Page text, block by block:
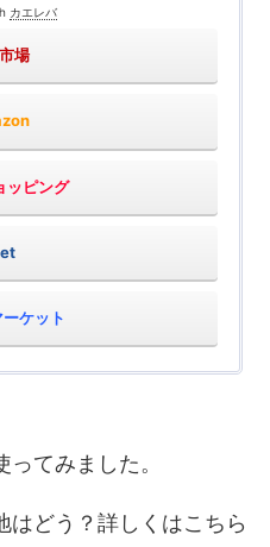
カエレバ
場
ッピング
ケット
てみました。
はどう？詳しくはこちら